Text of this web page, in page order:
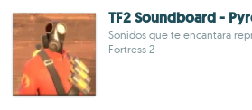
TF2 Soundboard -
Sonidos que te encantará
Fortress 2